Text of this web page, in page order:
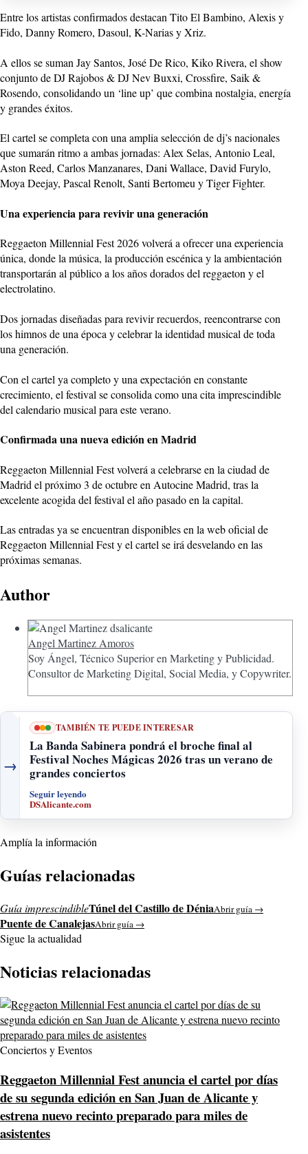
Entre los artistas confirmados destacan Tito El Bambino, Alexis y
Fido, Danny Romero, Dasoul, K-Narias y Xriz.
A ellos se suman Jay Santos, José De Rico, Kiko Rivera, el show
conjunto de DJ Rajobos & DJ Nev Buxxi, Crossfire, Saik &
Rosendo, consolidando un ‘line up’ que combina nostalgia, energía
y grandes éxitos.
El cartel se completa con una amplia selección de dj’s nacionales
que sumarán ritmo a ambas jornadas: Alex Selas, Antonio Leal,
Aston Reed, Carlos Manzanares, Dani Wallace, David Furylo,
Moya Deejay, Pascal Renolt, Santi Bertomeu y Tiger Fighter.
Una experiencia para revivir una generación
Reggaeton Millennial Fest 2026 volverá a ofrecer una experiencia
única, donde la música, la producción escénica y la ambientación
transportarán al público a los años dorados del reggaeton y el
electrolatino.
Dos jornadas diseñadas para revivir recuerdos, reencontrarse con
los himnos de una época y celebrar la identidad musical de toda
una generación.
Con el cartel ya completo y una expectación en constante
crecimiento, el festival se consolida como una cita imprescindible
del calendario musical para este verano.
Confirmada una nueva edición en Madrid
Reggaeton Millennial Fest volverá a celebrarse en la ciudad de
Madrid el próximo 3 de octubre en Autocine Madrid, tras la
excelente acogida del festival el año pasado en la capital.
Las entradas ya se encuentran disponibles en la web oficial de
Reggaeton Millennial Fest y el cartel se irá desvelando en las
próximas semanas.
Author
Angel Martinez Amoros
Soy Ángel, Técnico Superior en Marketing y Publicidad.
Consultor de Marketing Digital, Social Media, y Copywriter.
→
TAMBIÉN TE PUEDE INTERESAR
La Banda Sabinera pondrá el broche final al
Festival Noches Mágicas 2026 tras un verano de
grandes conciertos
Seguir leyendo
DSAlicante.com
Amplía la información
Guías relacionadas
Guía imprescindibleTúnel del Castillo de DéniaAbrir guía →
Puente de CanalejasAbrir guía →
Sigue la actualidad
Noticias relacionadas
Conciertos y Eventos
Reggaeton Millennial Fest anuncia el cartel por días
de su segunda edición en San Juan de Alicante y
estrena nuevo recinto preparado para miles de
asistentes